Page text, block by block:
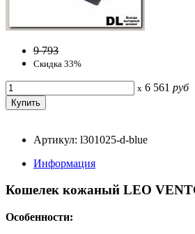
9 793
Скидка 33%
x 6 561 руб
Артикул: l301025-d-blue
Информация
Кошелек кожаный LEO
Особенности: